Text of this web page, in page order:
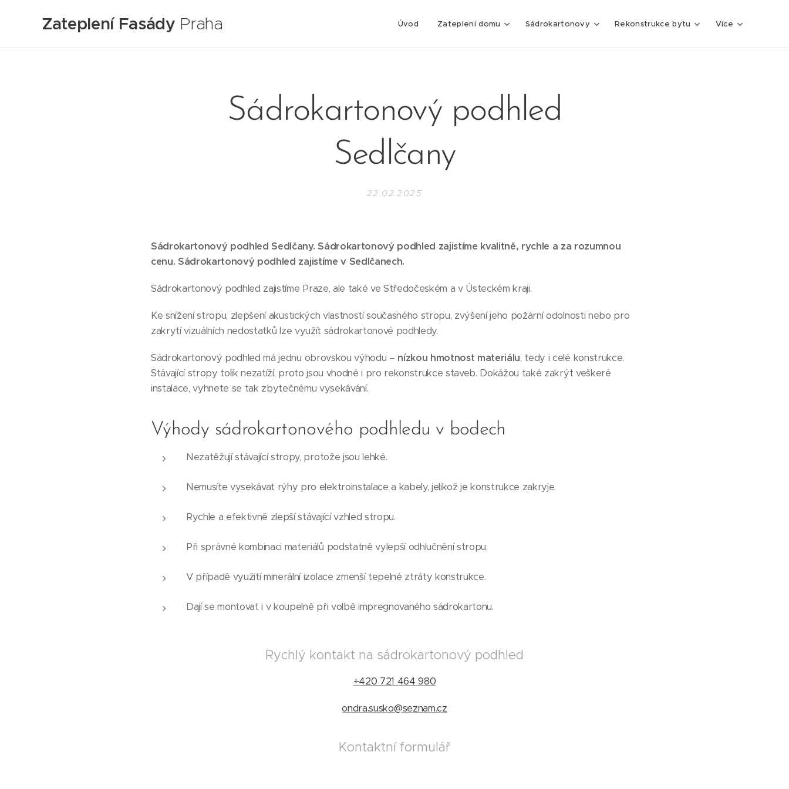
Zateplení Fasády Praha Úvod Zateplení domu Sádrokartonovy Rekonstrukce bytu Více
Sádrokartonový podhled
Sedlčany
22.02.2025
Sádrokartonový podhled Sedlčany. Sádrokartonový podhled zajistíme kvalitně, rychle a za rozumnou
cenu. Sádrokartonový podhled zajistíme v Sedlčanech.
Sádrokartonový podhled zajistíme Praze, ale také ve Středočeském a v Ústeckém kraji.
Ke snížení stropu, zlepšení akustických vlastností současného stropu, zvýšení jeho požární odolnosti nebo pro
zakrytí vizuálních nedostatků lze využít sádrokartonové podhledy.
Sádrokartonový podhled má jednu obrovskou výhodu – nízkou hmotnost materiálu, tedy i celé konstrukce.
Stávající stropy tolik nezatíží, proto jsou vhodné i pro rekonstrukce staveb. Dokážou také zakrýt veškeré
instalace, vyhnete se tak zbytečnému vysekávání.
Výhody sádrokartonového podhledu v bodech
Nezatěžují stávající stropy, protože jsou lehké.
Nemusíte vysekávat rýhy pro elektroinstalace a kabely, jelikož je konstrukce zakryje.
Rychle a efektivně zlepší stávající vzhled stropu.
Při správné kombinaci materiálů podstatně vylepší odhlučnění stropu.
V případě využití minerální izolace zmenší tepelné ztráty konstrukce.
Dají se montovat i v koupelně při volbě impregnovaného sádrokartonu.
Rychlý kontakt na sádrokartonový podhled
+420 721 464 980
ondra.susko@seznam.cz
Kontaktní formulář